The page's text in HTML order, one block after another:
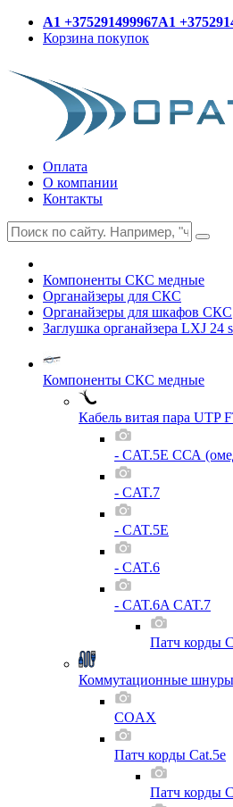
A1 +375291499967A1
Корзина покупок
Оплата
О компании
Контакты
Компоненты СКС медные
Органайзеры для СКС
Органайзеры для шкафов СКС
Заглушка органайзера LXJ 24
Компоненты СКС медные
Кабель витая пара UTP
- CAT.5E ССА
- CAT.7
- CAT.5E
- CAT.6
- CAT.6A CAT.7
Патч корды
Коммутационные шнуры
COAX
Патч корды Cat.5e
Патч корды